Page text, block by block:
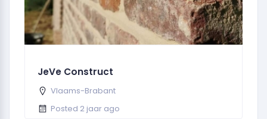
JeVe Construct
Vlaams-Brabant
Posted 2 jaar ago